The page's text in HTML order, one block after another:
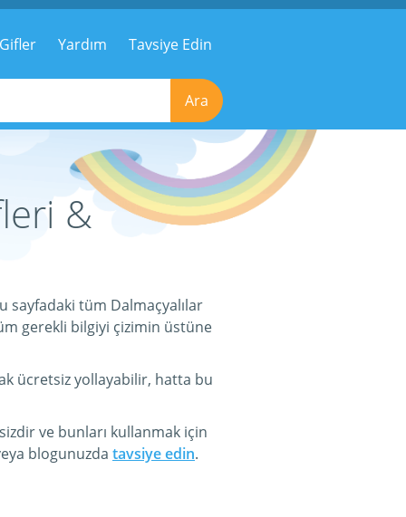
Yardım Tavsiye Edin
Ara
&
sayfadaki tüm Dalmaçyalılar
gerekli bilgiyi çizimin üstüne
ücretsiz yollayabilir, hatta bu
ve bunları kullanmak için
blogunuzda tavsiye edin.